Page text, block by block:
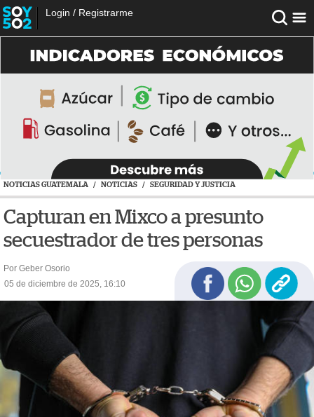
Login / Registrarme
NOTICIAS GUATEMALA / NOTICIAS / SEGURIDAD Y JUSTICIA
Capturan en Mixco a presunto
secuestrador de tres personas
Por Geber Osorio
05 de diciembre de 2025, 16:10